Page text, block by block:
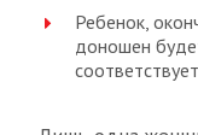
Ребенок,
доношен